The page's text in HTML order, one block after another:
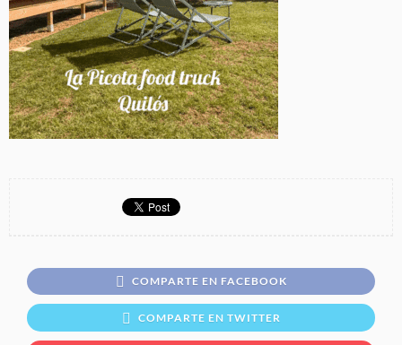
COMPARTE EN FACEBOOK
COMPARTE EN TWITTER